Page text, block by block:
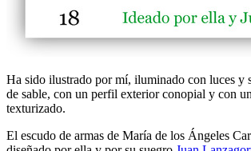
Ha sido ilustrado por mí, iluminado con luces y
de sable, con un perfil exterior conopial y con
texturizado.
El escudo de armas de María de los Ángeles